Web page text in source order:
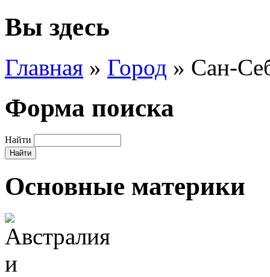
Вы здесь
Главная » Город » Сан-
Форма поиска
Найти
Основные материки